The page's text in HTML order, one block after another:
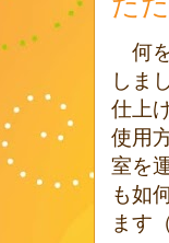
何
しま
仕上
使用
室を
も如
ます